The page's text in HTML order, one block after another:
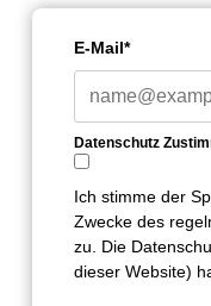
E-Mail*
Datenschutz
Ich stimme der
Zwecke des
zu. Die
dieser Website)